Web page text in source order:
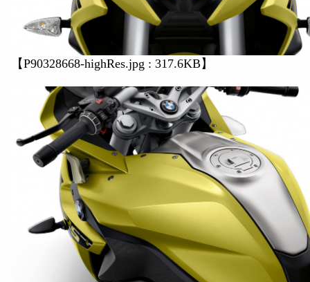
【P90328668-highRes.jpg : 317.6KB】